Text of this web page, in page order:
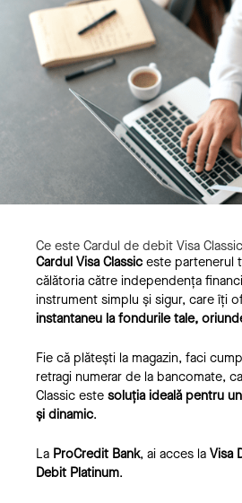
Ce este Cardul de debit Visa
Cardul Visa Classic este partenerul
călătoria către independența
instrument simplu și sigur, care îți
instantaneu la fondurile tale,
Fie că plătești la magazin, faci
retragi numerar de la bancomate,
Classic este soluția ideală pentru
și dinamic.
La ProCredit Bank, ai acces la Visa
Debit Platinum.